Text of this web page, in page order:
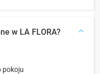
w LA FLORA?
pokoju